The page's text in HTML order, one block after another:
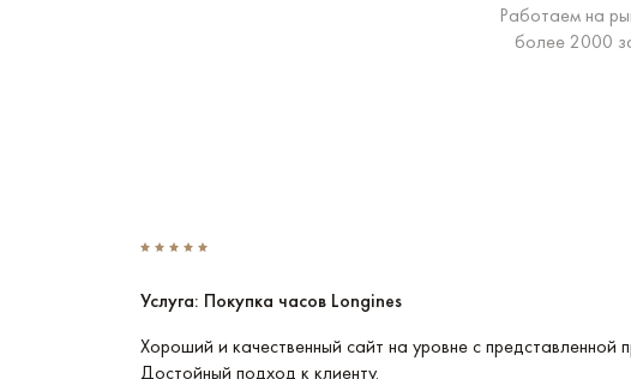
Работаем на
более 2000
Услуга: Покупка часов Longines
Хороший и качественный сайт на уровне с представленной
Достойный подход к клиенту.